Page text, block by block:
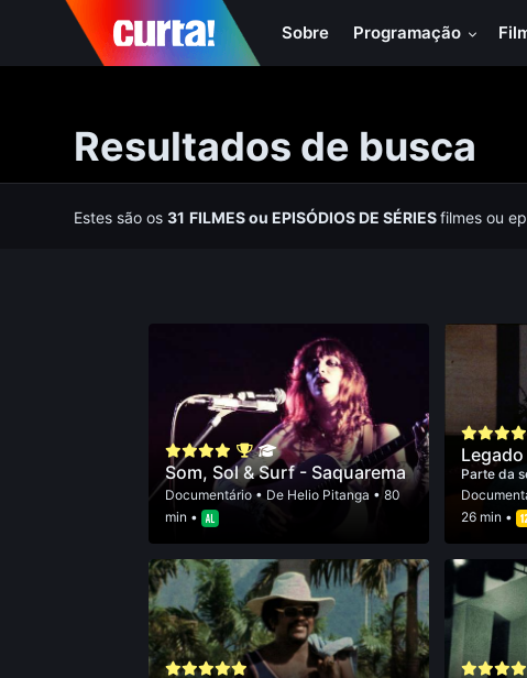
Sobre Programação
Resultados de busca
Estes são os31 FILMESou EPISÓDIOS DE SÉRIESfilmes ou
Som, Sol & Surf - Saquarema
Documentário• De Helio Pitanga • 80
min •
Legado
Parte da
26 min •